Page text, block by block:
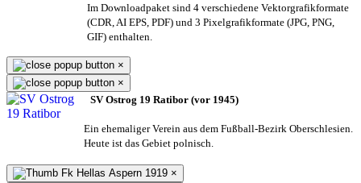
Im Downloadpaket sind 4 verschiedene Vektorgrafikformate
(CDR, AI EPS, PDF) und 3 Pixelgrafikformate (JPG, PNG,
GIF) enthalten.
×
×
SV Ostrog 19 Ratibor (vor 1945)
Ein ehemaliger Verein aus dem Fußball-Bezirk Oberschlesien.
Heute ist das Gebiet polnisch.
×